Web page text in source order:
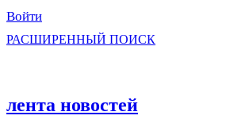
Войти
РАСШИРЕННЫЙ ПОИСК
лента новостей